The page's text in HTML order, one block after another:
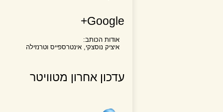
Google+
אודות הכותב:
איציק נוסצקי, אינטרספייס וטרנזילה
עדכון אחרון מטוויטר